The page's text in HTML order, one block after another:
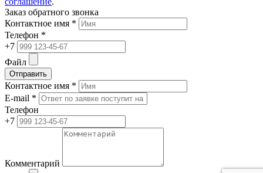
Заказ обратного звонка
Контактное имя *
Телефон *
+7
Файл
Отправить
Контактное имя *
E-mail *
Телефон
+7
Комментарий